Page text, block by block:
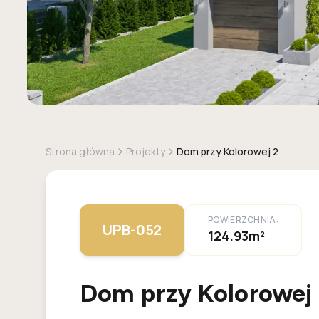
Strona główna Projekty Dom przy Kolorowej 2
UPB-052
POWIERZCHNIA:
124.93m²
Dom przy Kolorowej